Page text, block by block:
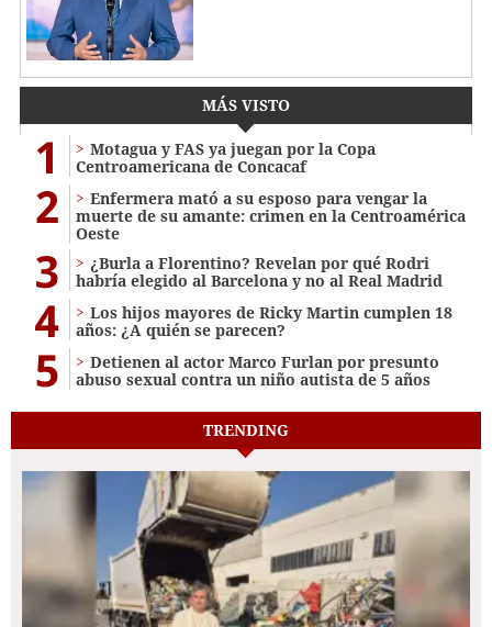
MÁS VISTO
1
Motagua y FAS ya juegan por la Copa
Centroamericana de Concacaf
2
Enfermera mató a su esposo para vengar la
muerte de su amante: crimen en la Centroamérica
Oeste
3
¿Burla a Florentino? Revelan por qué Rodri
habría elegido al Barcelona y no al Real Madrid
4
Los hijos mayores de Ricky Martin cumplen 18
años: ¿A quién se parecen?
5
Detienen al actor Marco Furlan por presunto
abuso sexual contra un niño autista de 5 años
TRENDING